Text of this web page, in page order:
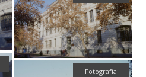
Fotografía